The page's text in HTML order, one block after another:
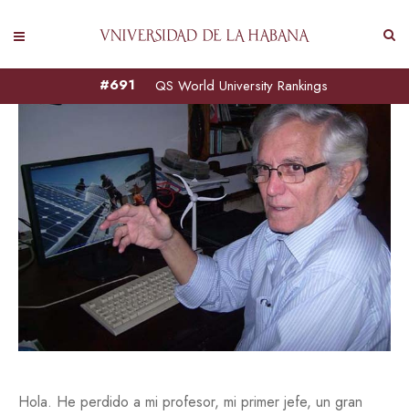
QS World University Rankings
#691
Hola. He perdido a mi profesor, mi primer jefe, un gran